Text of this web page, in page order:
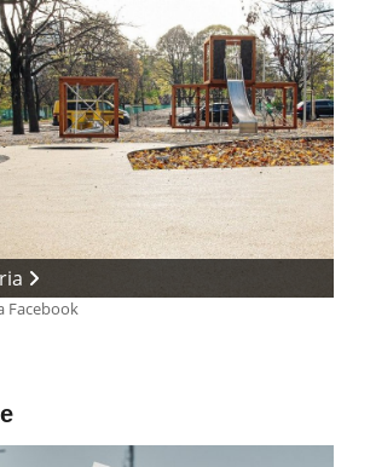
Facebook